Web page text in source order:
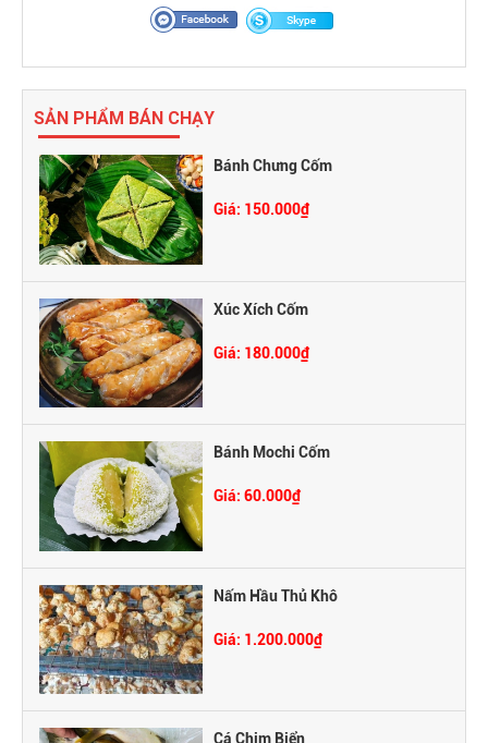
SẢN PHẨM BÁN CHẠY
Bánh Chưng Cốm
Giá: 150.000₫
Xúc Xích Cốm
Giá: 180.000₫
Bánh Mochi Cốm
Giá: 60.000₫
Nấm Hầu Thủ Khô
Giá: 1.200.000₫
Cá Chim Biển